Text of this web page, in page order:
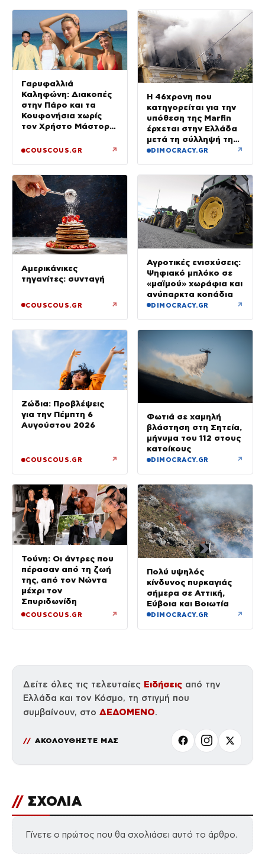
Γαρυφαλλιά
Καληφώνη: Διακοπές
στην Πάρο και τα
Κουφονήσια χωρίς
τον Χρήστο Μάστορα
COUSCOUS.GR ↗
Η 46χρονη που
κατηγορείται για την
υπόθεση της Marfin
έρχεται στην Ελλάδα
μετά τη σύλληψή της
στο Λονδίνο
DIMOCRACY.GR ↗
Αμερικάνικες
τηγανίτες: συνταγή
COUSCOUS.GR ↗
Αγροτικές ενισχύσεις:
Ψηφιακό μπλόκο σε
«μαϊμού» χωράφια και
ανύπαρκτα κοπάδια
DIMOCRACY.GR ↗
Ζώδια: Προβλέψεις
για την Πέμπτη 6
Αυγούστου 2026
COUSCOUS.GR ↗
Φωτιά σε χαμηλή
βλάστηση στη Σητεία,
μήνυμα του 112 στους
κατοίκους
DIMOCRACY.GR ↗
Τούνη: Οι άντρες που
πέρασαν από τη ζωή
της, από τον Νώντα
μέχρι τον
Σπυριδωνίδη
COUSCOUS.GR ↗
Πολύ υψηλός
κίνδυνος πυρκαγιάς
σήμερα σε Αττική,
Εύβοια και Βοιωτία
DIMOCRACY.GR ↗
Δείτε όλες τις τελευταίες Ειδήσεις από την
Ελλάδα και τον Κόσμο, τη στιγμή που
συμβαίνουν, στο ΔΕΔΟΜΕΝΟ.
ΑΚΟΛΟΥΘΗΣΤΕ ΜΑΣ
// ΣΧΟΛΙΑ
Γίνετε ο πρώτος που θα σχολιάσει αυτό το άρθρο.